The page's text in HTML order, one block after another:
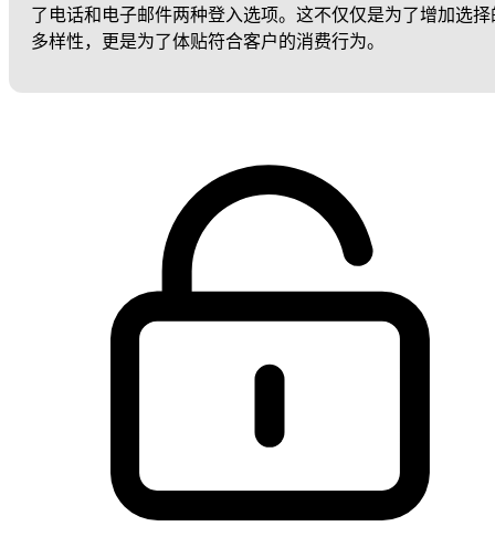
了电话和电子邮件两种登入选项。这不仅仅是为了增加选择
多样性，更是为了体贴符合客户的消费行为。